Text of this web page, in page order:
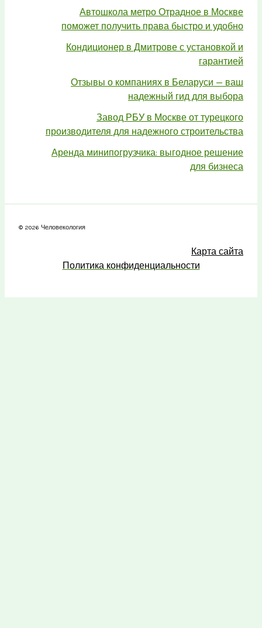
Автошкола метро Отрадное в Москве
поможет получить права быстро и удобно
Кондиционер в Дмитрове с установкой и
гарантией
Отзывы о компаниях в Беларуси — ваш
надежный гид для выбора
Завод РБУ в Москве от турецкого
производителя для надежного строительства
Аренда минипогрузчика: выгодное решение
для бизнеса
© 2026 Человекология
Карта сайта
Политика конфиденциальности